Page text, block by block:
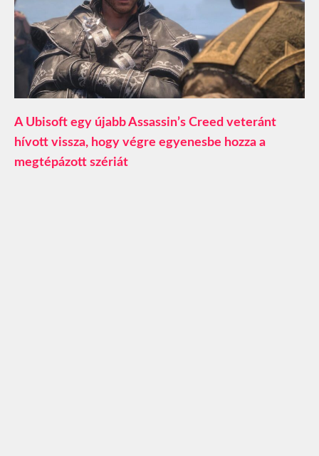
A Ubisoft egy újabb Assassin’s Creed veteránt
hívott vissza, hogy végre egyenesbe hozza a
megtépázott szériát